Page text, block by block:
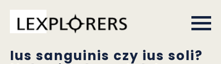
Ius sanguinis czy ius soli?